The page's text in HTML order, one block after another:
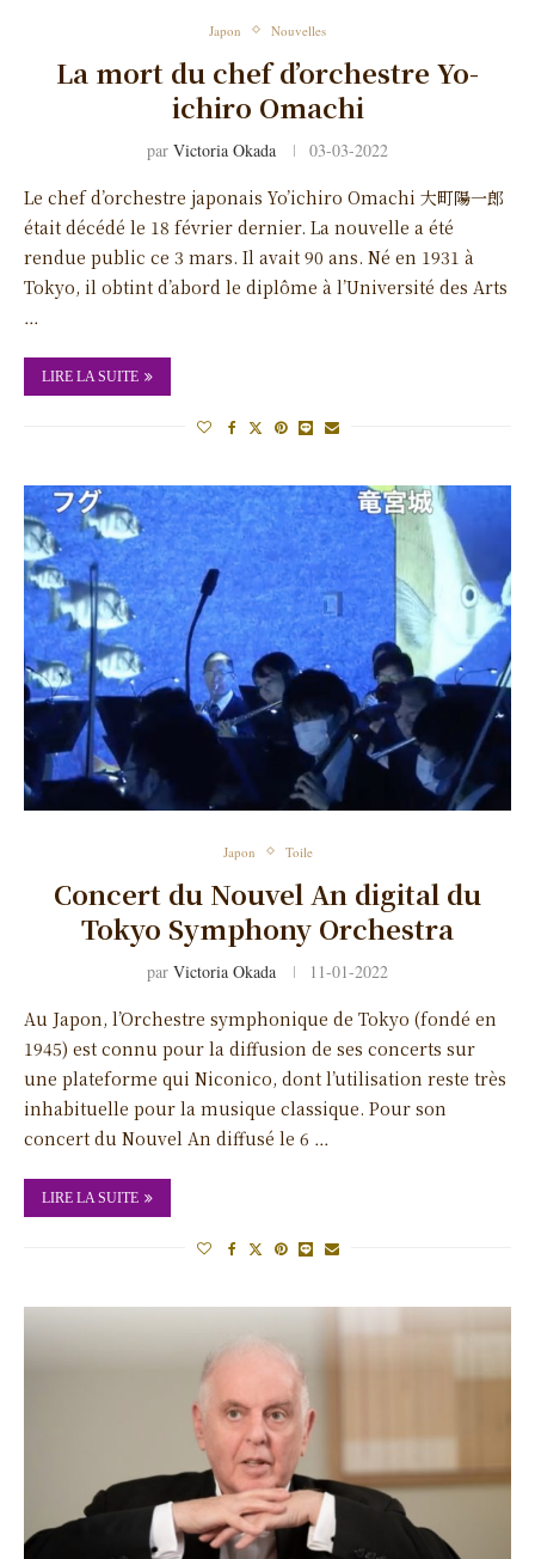
Japon Nouvelles
La mort du chef d’orchestre Yo-
ichiro Omachi
par Victoria Okada 03-03-2022
Le chef d’orchestre japonais Yo’ichiro Omachi 大町陽一郎
était décédé le 18 février dernier. La nouvelle a été
rendue public ce 3 mars. Il avait 90 ans. Né en 1931 à
Tokyo, il obtint d’abord le diplôme à l’Université des Arts
…
LIRE LA SUITE
Japon Toile
Concert du Nouvel An digital du
Tokyo Symphony Orchestra
par Victoria Okada 11-01-2022
Au Japon, l’Orchestre symphonique de Tokyo (fondé en
1945) est connu pour la diffusion de ses concerts sur
une plateforme qui Niconico, dont l’utilisation reste très
inhabituelle pour la musique classique. Pour son
concert du Nouvel An diffusé le 6 …
LIRE LA SUITE